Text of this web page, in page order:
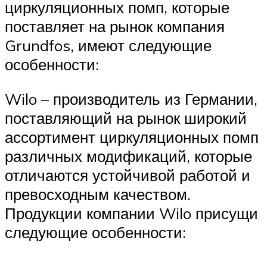
циркуляционных помп, которые
поставляет на рынок компания
Grundfos, имеют следующие
особенности:
Wilo – производитель из Германии,
поставляющий на рынок широкий
ассортимент циркуляционных помп
различных модификаций, которые
отличаются устойчивой работой и
превосходным качеством.
Продукции компании Wilo присущи
следующие особенности: